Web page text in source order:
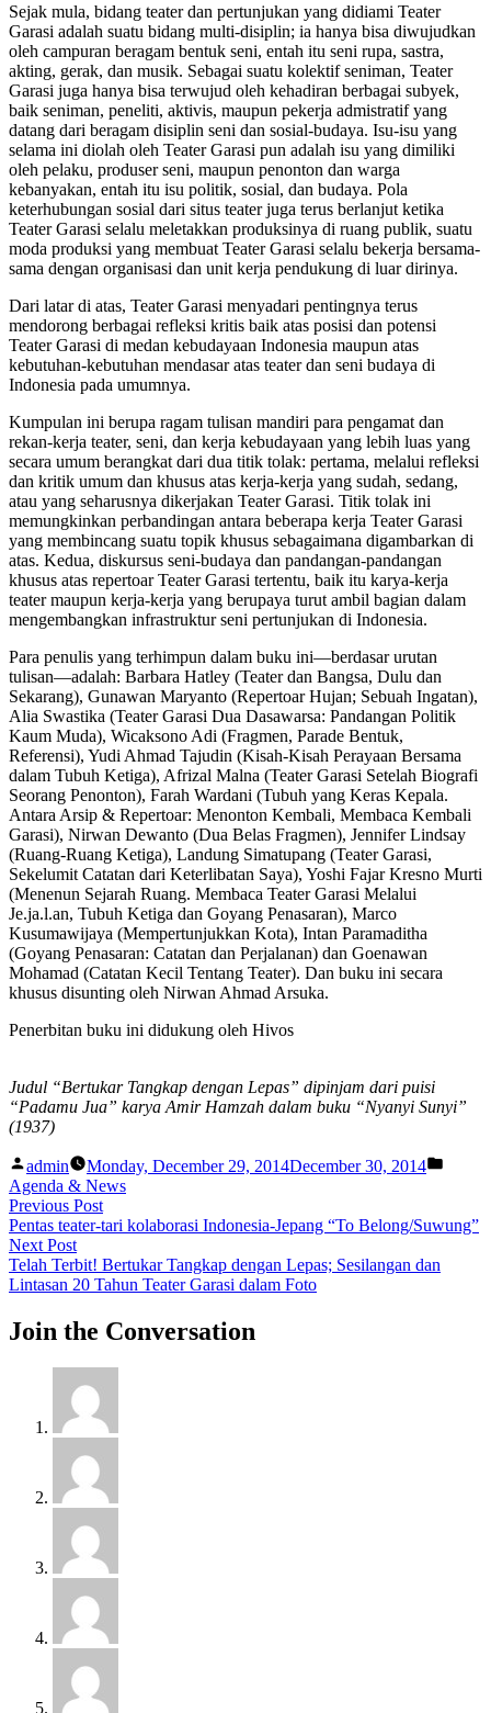
Sejak mula, bidang teater dan pertunjukan yang didiami Teater
Garasi adalah suatu bidang multi-disiplin; ia hanya bisa diwujudkan
oleh campuran beragam bentuk seni, entah itu seni rupa, sastra,
akting, gerak, dan musik. Sebagai suatu kolektif seniman, Teater
Garasi juga hanya bisa terwujud oleh kehadiran berbagai subyek,
baik seniman, peneliti, aktivis, maupun pekerja admistratif yang
datang dari beragam disiplin seni dan sosial-budaya. Isu-isu yang
selama ini diolah oleh Teater Garasi pun adalah isu yang dimiliki
oleh pelaku, produser seni, maupun penonton dan warga
kebanyakan, entah itu isu politik, sosial, dan budaya. Pola
keterhubungan sosial dari situs teater juga terus berlanjut ketika
Teater Garasi selalu meletakkan produksinya di ruang publik, suatu
moda produksi yang membuat Teater Garasi selalu bekerja bersama-
sama dengan organisasi dan unit kerja pendukung di luar dirinya.
Dari latar di atas, Teater Garasi menyadari pentingnya terus
mendorong berbagai refleksi kritis baik atas posisi dan potensi
Teater Garasi di medan kebudayaan Indonesia maupun atas
kebutuhan-kebutuhan mendasar atas teater dan seni budaya di
Indonesia pada umumnya.
Kumpulan ini berupa ragam tulisan mandiri para pengamat dan
rekan-kerja teater, seni, dan kerja kebudayaan yang lebih luas yang
secara umum berangkat dari dua titik tolak: pertama, melalui refleksi
dan kritik umum dan khusus atas kerja-kerja yang sudah, sedang,
atau yang seharusnya dikerjakan Teater Garasi. Titik tolak ini
memungkinkan perbandingan antara beberapa kerja Teater Garasi
yang membincang suatu topik khusus sebagaimana digambarkan di
atas. Kedua, diskursus seni-budaya dan pandangan-pandangan
khusus atas repertoar Teater Garasi tertentu, baik itu karya-kerja
teater maupun kerja-kerja yang berupaya turut ambil bagian dalam
mengembangkan infrastruktur seni pertunjukan di Indonesia.
Para penulis yang terhimpun dalam buku ini—berdasar urutan
tulisan—adalah: Barbara Hatley (Teater dan Bangsa, Dulu dan
Sekarang), Gunawan Maryanto (Repertoar Hujan; Sebuah Ingatan),
Alia Swastika (Teater Garasi Dua Dasawarsa: Pandangan Politik
Kaum Muda), Wicaksono Adi (Fragmen, Parade Bentuk,
Referensi), Yudi Ahmad Tajudin (Kisah-Kisah Perayaan Bersama
dalam Tubuh Ketiga), Afrizal Malna (Teater Garasi Setelah Biografi
Seorang Penonton), Farah Wardani (Tubuh yang Keras Kepala.
Antara Arsip & Repertoar: Menonton Kembali, Membaca Kembali
Garasi), Nirwan Dewanto (Dua Belas Fragmen), Jennifer Lindsay
(Ruang-Ruang Ketiga), Landung Simatupang (Teater Garasi,
Sekelumit Catatan dari Keterlibatan Saya), Yoshi Fajar Kresno Murti
(Menenun Sejarah Ruang. Membaca Teater Garasi Melalui
Je.ja.l.an, Tubuh Ketiga dan Goyang Penasaran), Marco
Kusumawijaya (Mempertunjukkan Kota), Intan Paramaditha
(Goyang Penasaran: Catatan dan Perjalanan) dan Goenawan
Mohamad (Catatan Kecil Tentang Teater). Dan buku ini secara
khusus disunting oleh Nirwan Ahmad Arsuka.
Penerbitan buku ini didukung oleh Hivos
Judul “Bertukar Tangkap dengan Lepas” dipinjam dari puisi
“Padamu Jua” karya Amir Hamzah dalam buku “Nyanyi Sunyi”
(1937)
Posted
by
admin Monday, December 29, 2014December 30, 2014
Agenda & News
Post
navigation
Previous PostPrevious
post:
Pentas teater-tari kolaborasi Indonesia-Jepang “To Belong/Suwung”
Next PostNext
post:
Telah Terbit! Bertukar Tangkap dengan Lepas; Sesilangan dan
Lintasan 20 Tahun Teater Garasi dalam Foto
Join the Conversation